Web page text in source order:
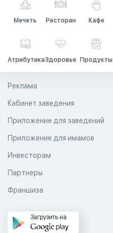
Мечеть Ресторан Кафе
АтрибутикаЗдоровье Продукты
Реклама
Кабинет заведения
Приложение для заведений
Приложение для имамов
Инвесторам
Партнеры
Франшиза
Загрузить на